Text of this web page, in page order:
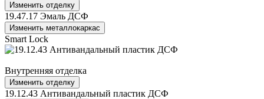
Изменить отделку
19.47.17 Эмаль ДСФ
Изменить металлокаркас
Smart Lock
Внутренняя отделка
Изменить отделку
19.12.43 Антивандальный пластик ДСФ